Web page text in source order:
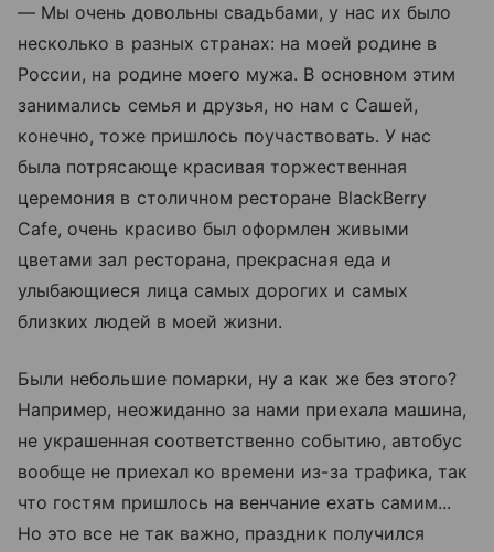
— Мы очень довольны свадьбами, у нас их было
несколько в разных странах: на моей родине в
России, на родине моего мужа. В основном этим
занимались семья и друзья, но нам с Сашей,
конечно, тоже пришлось поучаствовать. У нас
была потрясающе красивая торжественная
церемония в столичном ресторане BlackBerry
Cafe, очень красиво был оформлен живыми
цветами зал ресторана, прекрасная еда и
улыбающиеся лица самых дорогих и самых
близких людей в моей жизни.
Были небольшие помарки, ну а как же без этого?
Например, неожиданно за нами приехала машина,
не украшенная соответственно событию, автобус
вообще не приехал ко времени из-за трафика, так
что гостям пришлось на венчание ехать самим...
Но это все не так важно, праздник получился